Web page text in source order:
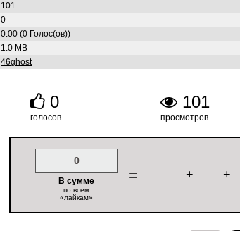
101
0
0.00 (0 Голос(ов))
1.0 MB
46ghost
0
голосов
101
просмотров
0
В сумме
по всем
«лайкам»
= + +